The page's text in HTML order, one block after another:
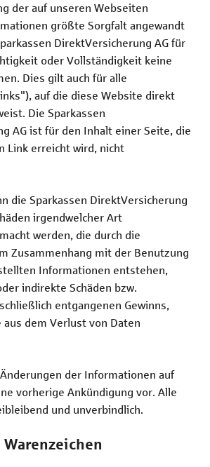
der auf unseren Webseiten
größte Sorgfalt angewandt
DirektVersicherung AG für
oder Vollständigkeit keine
Dies gilt auch für alle
auf die diese Website direkt
Die Sparkassen
AG ist für den Inhalt einer Seite, die
Link erreicht wird, nicht
die Sparkassen DirektVersicherung
irgendwelcher Art
werden, die durch die
Zusammenhang mit der Benutzung
Informationen entstehen,
indirekte Schäden bzw.
entgangenen Gewinns,
aus dem Verlust von Daten
der Informationen auf
vorherige Ankündigung vor. Alle
und unverbindlich.